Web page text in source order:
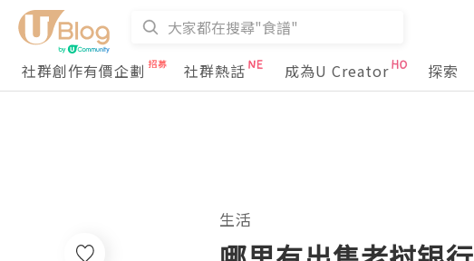
社群創作有價企劃
社群熱話 成為U Creator 探索
生活